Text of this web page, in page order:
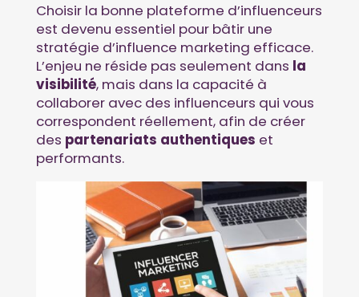
Choisir la bonne plateforme d’influenceurs
est devenu essentiel pour bâtir une
stratégie d’influence marketing efficace.
L’enjeu ne réside pas seulement dans la
visibilité, mais dans la capacité à
collaborer avec des influenceurs qui vous
correspondent réellement, afin de créer
des partenariats authentiques et
performants.